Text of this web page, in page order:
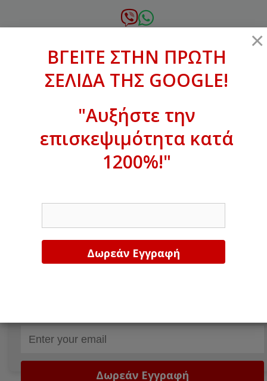
σε
xanthogenous@gmail.com
ΒΓΕΙΤΕ ΣΤΗΝ ΠΡΩΤΗ ΣΕΛΙΔΑ ΤΗΣ
Αυξήστε την επισκεψιμότητα κατά
×
ΒΓΕΙΤΕ ΣΤΗΝ ΠΡΩΤΗ
ΣΕΛΙΔΑ ΤΗΣ GOOGLE!
"Αυξήστε την
επισκεψιμότητα κατά
1200%!"